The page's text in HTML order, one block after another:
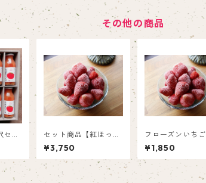
その他の商品
ッ
セット商品【紅ほっ
ぺ】フローズンいちご
1㎏、フローズンばな
な500ｇセット
¥3,750
フローズンいち
ほっぺ（1㎏）
¥1,850